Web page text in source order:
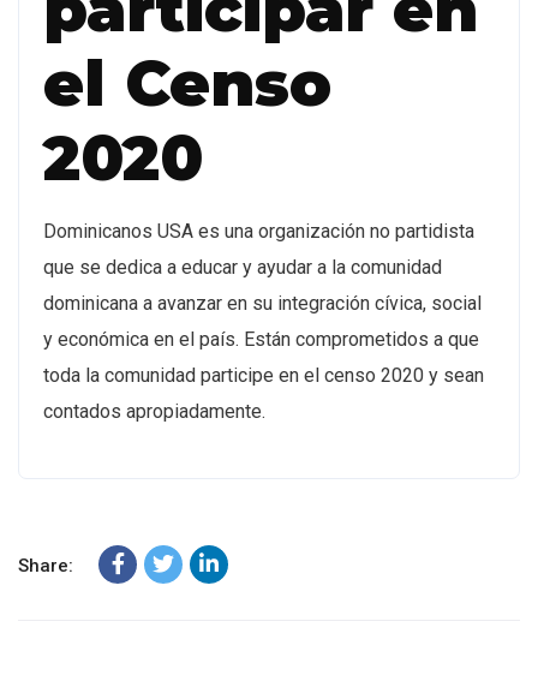
el Censo
2020
Dominicanos USA es una organización no partidista
que se dedica a educar y ayudar a la comunidad
dominicana a avanzar en su integración cívica, social
y económica en el país. Están comprometidos a que
toda la comunidad participe en el censo 2020 y sean
contados apropiadamente.
Share: